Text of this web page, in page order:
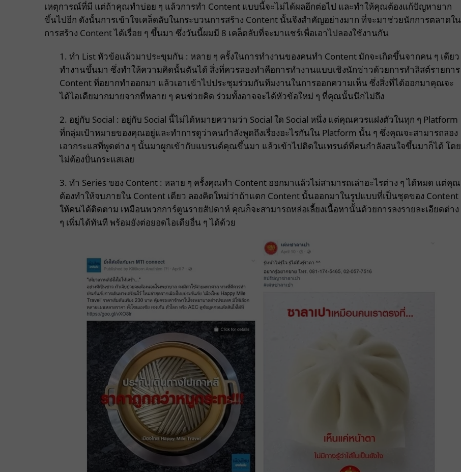
เหตุการณ์ที่มี แต่ถ้าคุณทำบ่อย ๆ แล้วการทำ Content แบบนี้จะไม่ได้ผลอีกต่อไป และทำให้คุณต้องแก้ปัญหายาก
ขึ้นไปอีก ดังนั้นการเข้าใจเคล็ดลับในกระบวนการสร้าง Content นั้นจึงสำคัญอย่างมาก ที่จะมาช่วยนักการตลาดใน
การสร้าง Content ได้เรื่อย ๆ ขึ้นมา ซึ่งวันนี้ผมมี 8 เคล็ดลับที่จะมาแชร์เพื่อเอาไปลองใช้งานกัน
1. ทำ List หัวข้อแล้วมาประขุมกัน : หลาย ๆ ครั้งในการทำงานของคนทำ Content มักจะเกิดขึ้นจากคน ๆ เดียว
ทำงานขึ้นมา ซึ่งทำให้ความคิดนั้นตันได้ สิ่งที่ควรลองทำคือการทำงานแบบเชิงนักข่าวด้วยการทำลิสต์รายการ
Content ที่อยากทำออกมา แล้วเอาเข้าไปประชุมร่วมกันทีมงานในการออกความเห็น ซึ่งสิ่งที่ได้ออกมาคุณจะ
ได้ไอเดียมากมายจากที่หลาย ๆ คนช่วยคิด ร่วมทั้งอาจจะได้หัวข้อใหม่ ๆ ที่คุณนั้นนึกไม่ถึง
2. อยู่กับ Social : อยู่กับ Social นี้ไม่ได้หมายความว่า Social ใด Social หนึ่ง แต่คุณควรแฝงตัวในทุก ๆ Platform
ที่กลุ่มเป้าหมายของคุณอยู่และทำการดูว่าคนกำลังพูดถึงเรื่องอะไรกันใน Platform นั้น ๆ ซึ่งคุณจะสามารถลอง
เอากระแสที่พูดต่าง ๆ นั้นมาผูกเข้ากับแบรนด์คุณขึ้นมา แล้วเข้าไปติดในเทรนด์ที่คนกำลังสนใจขึ้นมาก็ได้ โดย
ไม่ต้องปั่นกระแสเลย
3. ทำ Series ของ Content : หลาย ๆ ครั้งคุณทำ Content ออกมาแล้วไม่สามารถเล่าอะไรต่าง ๆ ได้หมด แต่คุณ
ต้องทำให้จบภายใน Content เดียว ลองคิดใหม่ว่าถ้าแตก Content นั้นออกมาในรูปแบบที่เป็นชุดของ Content
ให้คนได้ติดตาม เหมือนพวกการ์ตูนรายสัปดาห์ คุณก็จะสามารถหล่อเลี้ยงเนื้อหานั้นด้วยการลงรายละเอียดต่าง
ๆ เพิ่มได้ทันที พร้อมยังต่อยอดไอเดียอื่น ๆ ได้ด้วย